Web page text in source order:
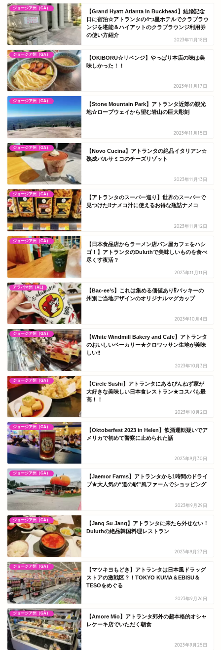
ジョージア州（GA）
【Grand Hyatt Atlanta In Buckhead】結婚記念
日に宿泊☆アトランタの4つ星ホテルでクラブラウ
ンジを堪能＆ハイアットのクラブラウンジ利用券
の使い方紹介
2023年11月18日
ジョージア州（GA）
【OKIBORU☆リベンジ】やっぱり本店の味は美
味しかった！！
2023年11月17日
ジョージア州（GA）
【Stone Mountain Park】アトランタ近郊の観光
地☆ロープウェイから望む岩山の巨大彫刻
2023年11月15日
ジョージア州（GA）
【Novo Cucina】アトランタの絶品イタリアン☆
熟成バルサミコのチーズリゾット
2023年11月13日
ジョージア州（GA）
【アトランタのスーパー巡り】世界のスーパーで
見つけた‼ナメコ汁に使えるお得な瓶詰ナメコ
2023年11月12日
ジョージア州（GA）
【日本食品店からラーメン店パン屋カフェをハシ
ゴ！】アトランタのDuluthで美味しいものを食べ
尽くす夜活？
2023年11月11日
アラバマ州（AL)
【Bac-ee’s】これは集める価値あり⁉バッキーの
州別ご当地デザインのオリジナルマグカップ
2023年10月4日
ジョージア州（GA）
【White Windmill Bakery and Cafe】アトランタ
のおいしいベーカリー★クロワッサン生地が美味
しい‼
2023年10月3日
ジョージア州（GA）
【Circle Sushi】アトランタにあるぴんねず家が
大好きな美味しい日本食レストラン★コスパも最
高！！
2023年10月2日
ジョージア州（GA）
【Oktoberfest 2023 in Helen】飲酒運転疑いでア
メリカで初めて警察に止められた話
2023年9月30日
ジョージア州（GA）
【Jaemor Farms】アトランタから1時間のドライ
ブ★大人気の“道の駅”風ファームでショッピング
2023年9月29日
ジョージア州（GA）
【Jang Su Jang】アトランタに来たら外せない！
Duluthの絶品韓国料理レストラン
2023年9月27日
ジョージア州（GA）
【マツキヨもどき】アトランタは日本風ドラッグ
ストアの激戦区？！TOKYO KUMA＆EBISU＆
TESOをめぐる
2023年9月26日
ジョージア州（GA）
【Amore Mio】アトランタ郊外の超本格的オシャ
レケーキ店でいただく朝食
2023年9月25日